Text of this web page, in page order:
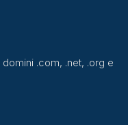
.com, .net, .org e